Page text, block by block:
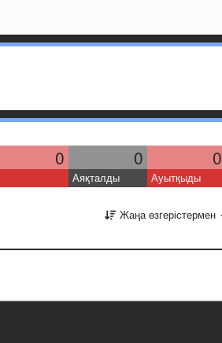
0 0 0
Аяқталды Ауытқыды
Жаңа өзгерістермен